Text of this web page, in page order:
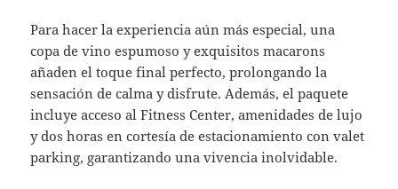
Para hacer la experiencia aún más especial, una
copa de vino espumoso y exquisitos macarons
añaden el toque final perfecto, prolongando la
sensación de calma y disfrute. Además, el paquete
incluye acceso al Fitness Center, amenidades de lujo
y dos horas en cortesía de estacionamiento con valet
parking, garantizando una vivencia inolvidable.